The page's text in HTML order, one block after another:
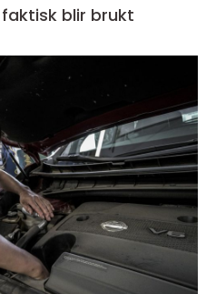
blir brukt